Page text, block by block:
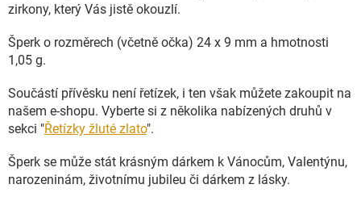
zirkony, který Vás jistě okouzlí.
Šperk o rozměrech (včetně očka) 24 x 9 mm a hmotnosti
1,05 g.
Součástí přívěsku není řetízek, i ten však můžete zakoupit na
našem e-shopu. Vyberte si z několika nabízených druhů v
sekci "Řetízky žluté zlato".
Šperk se může stát krásným dárkem k Vánocům, Valentýnu,
narozeninám, životnímu jubileu či dárkem z lásky.